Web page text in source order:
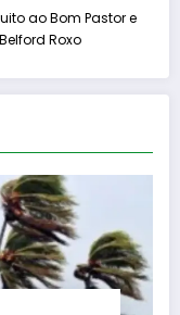
ao Bom Pastor e
Roxo